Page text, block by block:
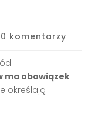
0 komentarzy
ma obowiązek
określają